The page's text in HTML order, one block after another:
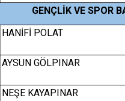
GENÇLİK VE SPOR
HANİFİ POLAT
AYSUN GÖLPINAR
NEŞE KAYAPINAR